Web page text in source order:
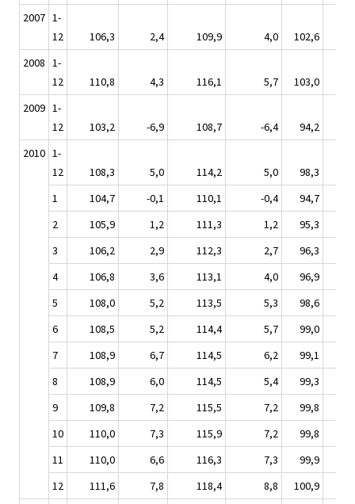
2007 1-
12
106,3 2,4 109,9 4,0 102,6
2008 1-
12
110,8 4,3 116,1 5,7 103,0
2009 1-
12
103,2 -6,9 108,7 -6,4 94,2
2010 1-
12
108,3 5,0 114,2 5,0 98,3
1
104,7 -0,1 110,1 -0,4 94,7
2
105,9 1,2 111,3 1,2 95,3
3
106,2 2,9 112,3 2,7 96,3
4
106,8 3,6 113,1 4,0 96,9
5
108,0 5,2 113,5 5,3 98,6
6
108,5 5,2 114,4 5,7 99,0
7
108,9 6,7 114,5 6,2 99,1
8
108,9 6,0 114,5 5,4 99,3
9
109,8 7,2 115,5 7,2 99,8
10
110,0 7,3 115,9 7,2 99,8
11
110,0 6,6 116,3 7,3 99,9
12
111,6 7,8 118,4 8,8 100,9